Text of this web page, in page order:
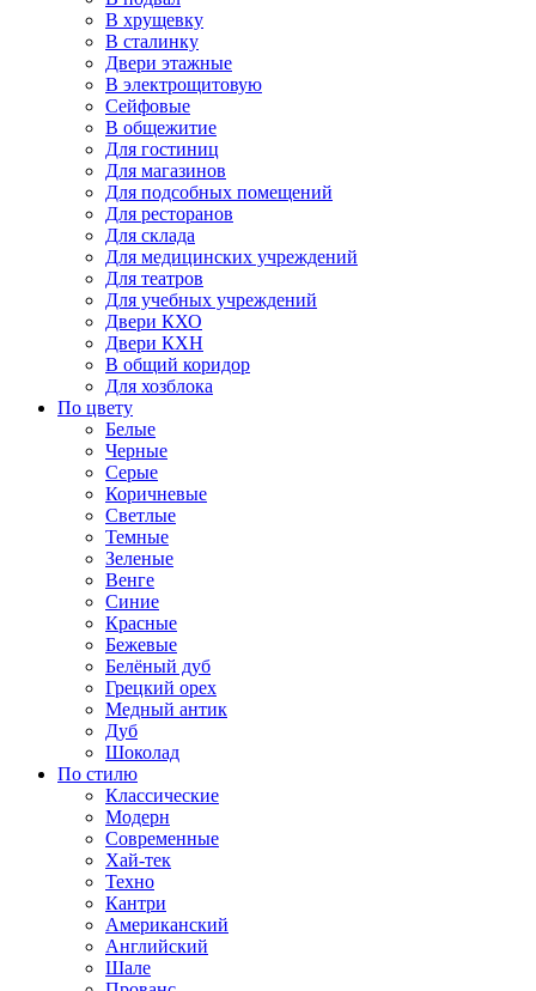
В хрущевку
В сталинку
Двери этажные
В электрощитовую
Сейфовые
В общежитие
Для гостиниц
Для магазинов
Для подсобных помещений
Для ресторанов
Для склада
Для медицинских учреждений
Для театров
Для учебных учреждений
Двери КХО
Двери КХН
В общий коридор
Для хозблока
По цвету
Белые
Черные
Серые
Коричневые
Светлые
Темные
Зеленые
Венге
Синие
Красные
Бежевые
Белёный дуб
Грецкий орех
Медный антик
Дуб
Шоколад
По стилю
Классические
Модерн
Современные
Хай-тек
Техно
Кантри
Американский
Английский
Шале